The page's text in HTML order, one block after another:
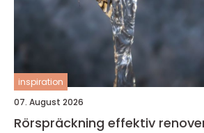
inspiration
07. August 2026
Rörspräckning effektiv renovering av